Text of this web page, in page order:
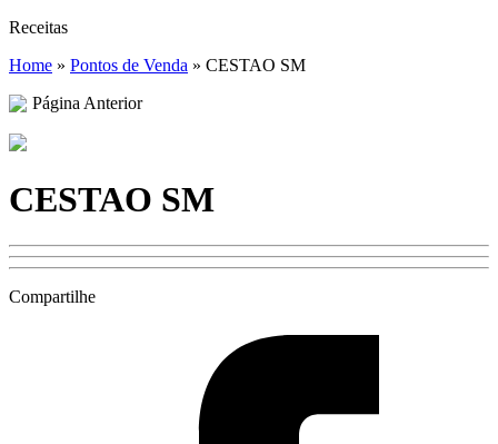
Receitas
Home » Pontos de Venda » CESTAO SM
Página Anterior
CESTAO SM
Compartilhe